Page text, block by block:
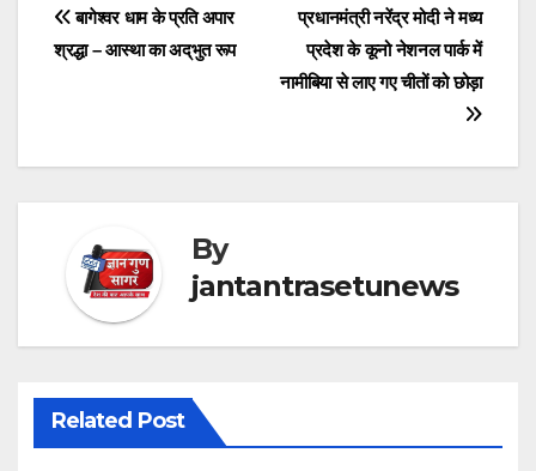
Post
navigation
प्रधानमंत्री नरेंद्र मोदी ने मध्य
प्रदेश के कूनो नेशनल पार्क में
नामीबिया से लाए गए चीतों को छोड़ा
बागेश्वर धाम के प्रति अपार
श्रद्धा – आस्था का अद्‌भुत रूप
By
jantantrasetunews
Related Post